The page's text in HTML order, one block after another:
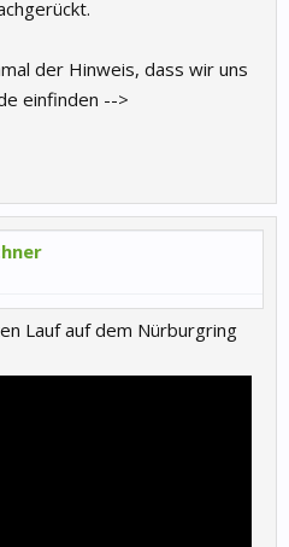
der Hinweis, dass wir uns
einfinden -->
Lauf auf dem Nürburgring